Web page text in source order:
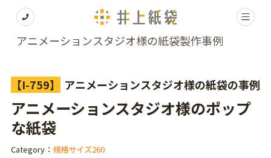
アニメーションスタジオ様の紙袋製作事例
【I-759】 アニメーションスタジオ様の紙袋の事例
アニメーションスタジオ様のポップ
な紙袋
Category： 規格サイズ260